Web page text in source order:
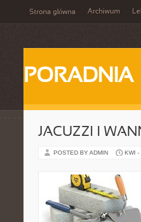
Strona główna Archiwum
PORADNIA
JACUZZI I
POSTED BY ADMIN KWI -